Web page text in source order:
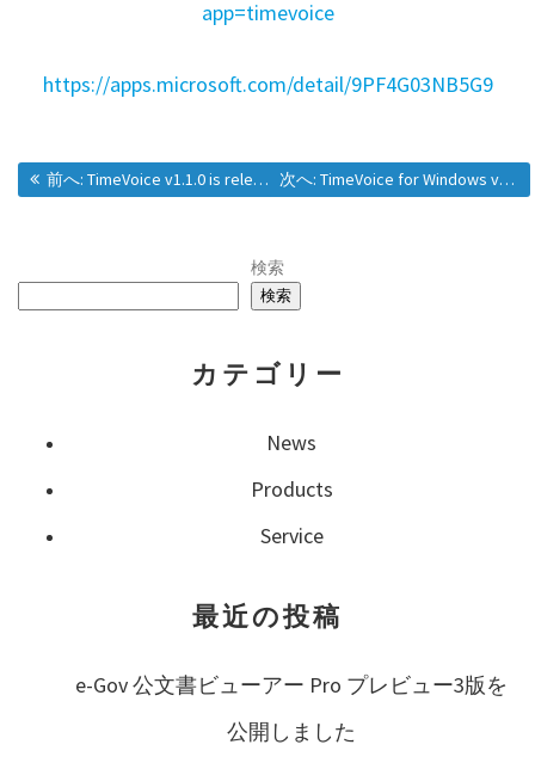
app=timevoice
https://apps.microsoft.com/detail/9PF4G03NB5G9
投
稿
ナ
ゲ
ー
ョ
前へ: 過去の投稿:
TimeVoice v1.1.0 is released 次へ: 次の投稿:
TimeVoice for Windows v1.2.0 is released
検索
検索
カテゴリー
News
Products
Service
最近の投稿
e-Gov 公文書ビューアー Pro プレビュー3版を
公開しました